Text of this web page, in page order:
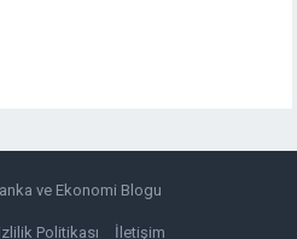
ve Ekonomi Blogu
Politikası İletişim